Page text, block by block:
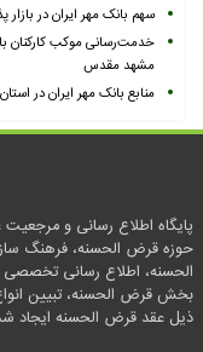
سهم بانک مهر ایران در بازار پذیرندگی
خدمت‌رسانی موکب کارکنان
مشهد مقدس
منابع بانک مهر ایران در استان قزوین از
پایگاه اطلاع رسانی و
حوزه قرض الحسنه، فرهنگ
الحسنه، اطلاع رسانی تخصصی
بخش قرض الحسنه، تبیین
ذیل عقد قرض الحسنه ایجاد